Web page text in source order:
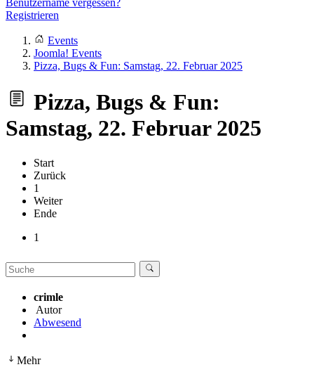
Benutzername vergessen?
Registrieren
Events
Joomla! Events
Pizza, Bugs & Fun: Samstag, 22. Februar 2025
Pizza, Bugs & Fun:
Samstag, 22. Februar 2025
Start
Zurück
1
Weiter
Ende
1
crimle
Autor
Abwesend
Mehr